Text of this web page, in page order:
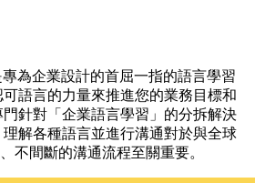
為企業設計的首屈一指的語言學習
語言的力量來推進您的業務目標和
針對「企業語言學習」的分拆解決
解各種語言並進行溝通對於與全球
不間斷的溝通流程至關重要。